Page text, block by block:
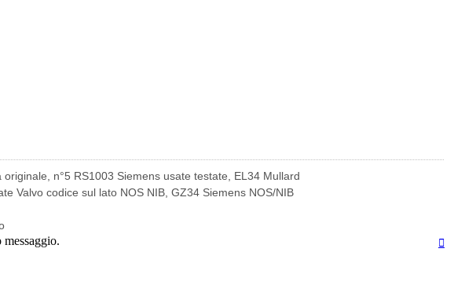
n°5 RS1003 Siemens usate testate, EL34 Mullard
Valvo codice sul lato NOS NIB, GZ34 Siemens NOS/NIB